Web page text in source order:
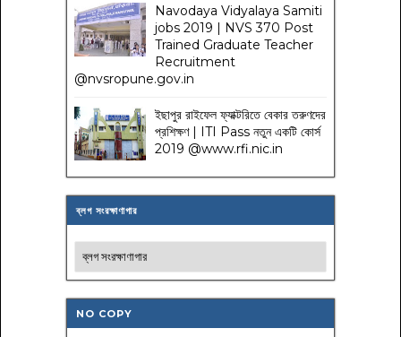
Navodaya Vidyalaya Samiti
jobs 2019 | NVS 370 Post
Trained Graduate Teacher
Recruitment
@nvsropune.gov.in
ইছাপুর রাইফেল ফ্যাক্টরিতে বেকার তরুণদের
প্রশিক্ষণ | ITI Pass নতুন একটি কোর্স
2019 @www.rfi.nic.in
ব্লগ সংরক্ষাণাগার
NO COPY